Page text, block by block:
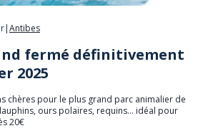
|Antibes
fermé définitivement
2025
chères pour le plus grand parc animalier de
ours polaires, requins... idéal pour
20€